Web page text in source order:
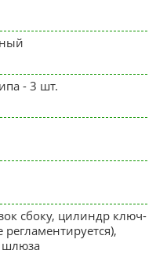
- 3 шт.
сбоку, цилиндр ключ-
шлюза